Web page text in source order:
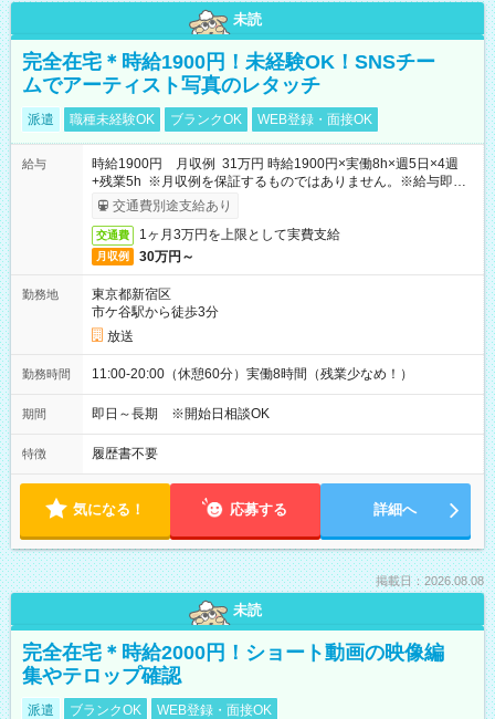
未読
完全在宅＊時給1900円！未経験OK！SNSチー
ムでアーティスト写真のレタッチ
派遣 職種未経験OK ブランクOK WEB登録・面接OK
給与
時給1900円 月収例 31万円 時給1900円×実働8h×週5日×4週
+残業5h ※月収例を保証するものではありません。※給与即受
取りサービス利用可（利用条件有）
交通費別途支給あり
交通費 1ヶ月3万円を上限として実費支給
月収例 30万円～
勤務地
東京都新宿区
市ケ谷駅から徒歩3分
放送
勤務時間 11:00-20:00（休憩60分）実働8時間（残業少なめ！）
期間 即日～長期 ※開始日相談OK
特徴 履歴書不要
気になる！ 応募する 詳細へ
掲載日：2026.08.08
未読
完全在宅＊時給2000円！ショート動画の映像編
集やテロップ確認
派遣 ブランクOK WEB登録・面接OK